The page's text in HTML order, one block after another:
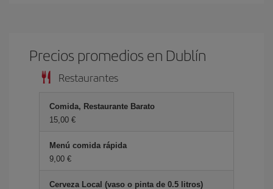
Precios promedios en Dublín
Restaurantes
Comida, Restaurante Barato
15,00 €
Menú comida rápida
9,00 €
Cerveza Local (vaso o pinta de 0.5 litros)